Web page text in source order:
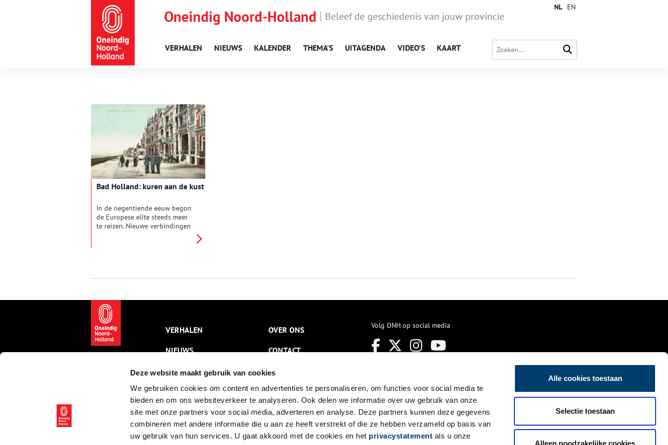
Deze website maakt gebruik van cookies
We gebruiken cookies om content en advertenties te personaliseren, om functies voor social media te
bieden en om ons websiteverkeer te analyseren. Ook delen we informatie over uw gebruik van onze
site met onze partners voor social media, adverteren en analyse. Deze partners kunnen deze gegevens
combineren met andere informatie die u aan ze heeft verstrekt of die ze hebben verzameld op basis van
uw gebruik van hun services. U gaat akkoord met de cookies en het privacystatement als u onze
Alle cookies toestaan
Selectie toestaan
Alleen noodzakelijke cookies
Oneindig Noord-Holland Beleef de geschiedenis van jouw provincie
VERHALEN NIEUWS KALENDER THEMA’S UITAGENDA VIDEO’S KAART
NL EN
Bad Holland: kuren aan de kust
In de negentiende eeuw begon
de Europese elite steeds meer
te reizen. Nieuwe verbindingen
Franse Rivièra en gekuurd aan
Scheveningen veranderden in
mondaine badplaatsen met
hotels en vermaak op stand.
VERHALEN
NIEUWS
KALENDER
THEMA’S
ACTIVITEITEN
VIDEO’S
OVER ONS
CONTACT
NIEUWSBRIEF
DISCLAIMER
PRIVACY
TOEGANKELIJKHEID
Volg ONH op social media